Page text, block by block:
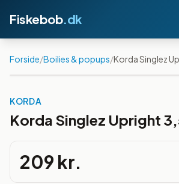
Fiskebob.dk
Forside/Boilies & popups/Korda Singlez
KORDA
Korda Singlez Upright
209 kr.